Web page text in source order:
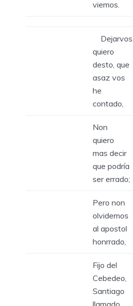
viemos.
Dejarvos
quiero
desto, que
asaz vos
he
contado,
Non
quiero
mas decir
que podría
ser errado;
Pero non
olvidemos
al apostol
honrrado,
Fijo del
Cebedeo,
Santiago
llamado.